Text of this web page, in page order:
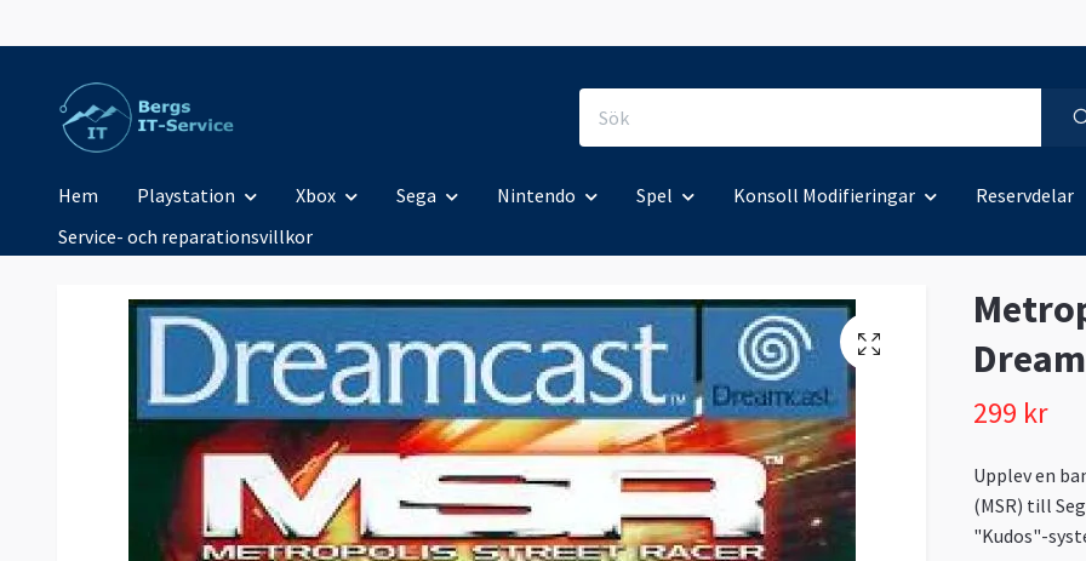
Hem Playstation Xbox Sega Nintendo Spel Konsoll Modifieringar Reservdelar
Service- och reparationsvillkor
299 kr
Upplev en
(MSR) till
"Kudos"-